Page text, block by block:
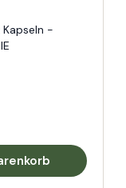
Kapseln -